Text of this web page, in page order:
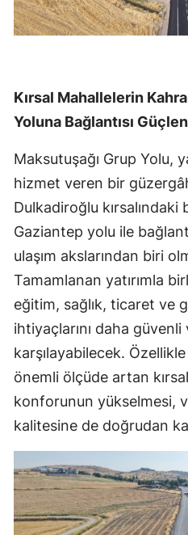
Kırsal Mahallelerin
Yoluna Bağlantısı
Maksutuşağı Grup Yolu,
hizmet veren bir
Dulkadiroğlu
Gaziantep yolu ile
ulaşım akslarından biri
Tamamlanan yatırımla
eğitim, sağlık, ticaret ve
ihtiyaçlarını daha güvenli
karşılayabilecek.
önemli ölçüde artan
konforunun yükselmesi,
kalitesine de doğrudan